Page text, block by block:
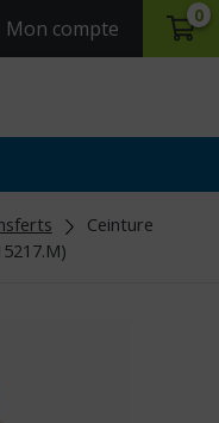
Mon compte
0
Ceinture